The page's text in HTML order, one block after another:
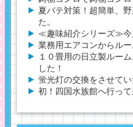
夏バテ対策！超簡単、
た。
≪趣味紹介シリーズ≫
業務用エアコンからル
１０畳用の日立製ルー
した！
蛍光灯の交換をさせてい
初！四国水族館へ行って